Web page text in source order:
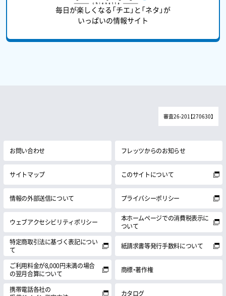
毎日が楽しくなる「チエ」と「ネタ」が
いっぱいの情報サイト
審査26-201【270630】
お問い合わせ フレッツからのお知らせ
サイトマップ このサイトについて
情報の外部送信について プライバシーポリシー
ウェブアクセシビリティポリシー
本ホームページでの消費税表示に
ついて
特定商取引法に基づく表記につい
て
紙請求書等発行手数料について
ご利用料金が8,000円未満の場合
の翌月合算について
商標・著作権
携帯電話各社の
カタログ